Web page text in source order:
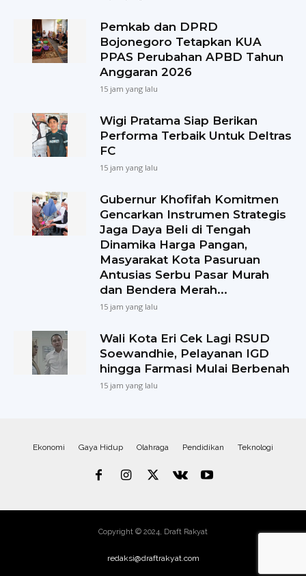
Pemkab dan DPRD
Bojonegoro Tetapkan KUA
PPAS Perubahan APBD Tahun
Anggaran 2026
15 jam yang lalu
Wigi Pratama Siap Berikan
Performa Terbaik Untuk Deltras
FC
15 jam yang lalu
Gubernur Khofifah Komitmen
Gencarkan Instrumen Strategis
Jaga Daya Beli di Tengah
Dinamika Harga Pangan,
Masyarakat Kota Pasuruan
Antusias Serbu Pasar Murah
dan Bendera Merah...
15 jam yang lalu
Wali Kota Eri Cek Lagi RSUD
Soewandhie, Pelayanan IGD
hingga Farmasi Mulai Berbenah
15 jam yang lalu
Ekonomi Gaya Hidup Olahraga Pendidikan Teknologi
Copyright © 2024, Draft Rakyat
redaksi@draftrakyat.com